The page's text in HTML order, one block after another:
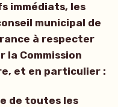
immédiats, les
municipal de
à respecter
la Commission
et en particulier :
de toutes les